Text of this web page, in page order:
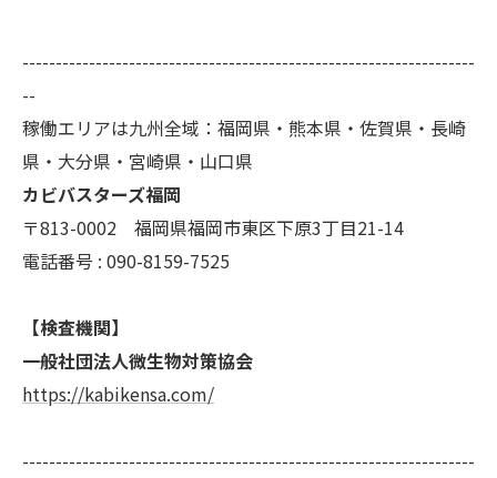
--------------------------------------------------------------------
--
稼働エリアは九州全域：福岡県・熊本県・佐賀県・長崎
県・大分県・宮崎県・山口県
カビバスターズ福岡
〒813-0002 福岡県福岡市東区下原3丁目21-14
電話番号 : 090-8159-7525
【検査機関】
一般社団法人微生物対策協会
https://kabikensa.com/
--------------------------------------------------------------------